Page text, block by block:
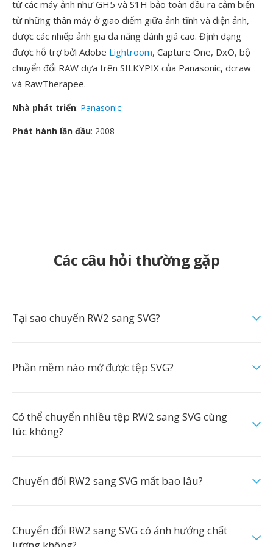
từ các máy ảnh như GH5 và S1H bảo toàn đầu ra cảm biến
từ những thân máy ở giao điểm giữa ảnh tĩnh và điện ảnh,
được các nhiếp ảnh gia đa năng đánh giá cao. Định dạng
được hỗ trợ bởi Adobe Lightroom, Capture One, DxO, bộ
chuyển đổi RAW dựa trên SILKYPIX của Panasonic, dcraw
và RawTherapee.
Nhà phát triển: Panasonic
Phát hành lần đầu: 2008
Các câu hỏi thường gặp
Tại sao chuyển RW2 sang SVG?
Phần mềm nào mở được tệp SVG?
Có thể chuyển nhiều tệp RW2 sang SVG cùng
lúc không?
Chuyển đổi RW2 sang SVG mất bao lâu?
Chuyển đổi RW2 sang SVG có ảnh hưởng chất